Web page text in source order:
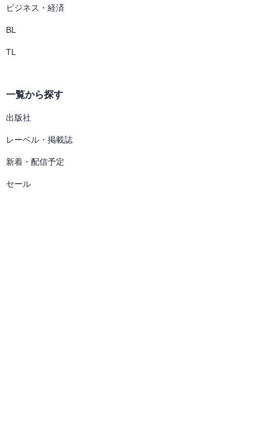
ビジネス・経済
BL
TL
一覧から探す
出版社
レーベル・掲載誌
新着・配信予定
セール